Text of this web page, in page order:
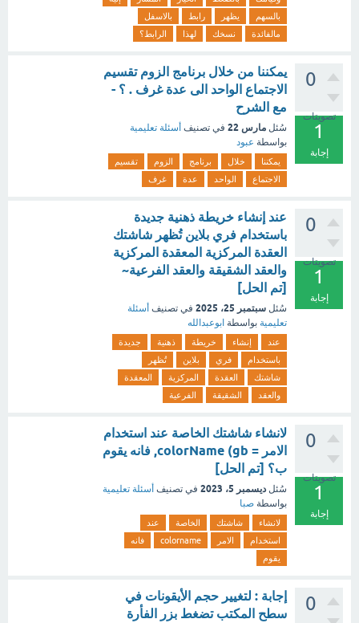
بالسهم
يظهر رابط
بالاسفل
مالفائدة
نسخك لهذا الرابط؟
0
تصويتات
1
إجابة
يمكننا من خلال برنامج الزوم تقسيم
الاجتماع الواحد الى عدة غرف . ؟ -
مع الشرح
سُئل مارس 22 في تصنيف أسئلة تعليمية
بواسطة عبود
يمكننا خلال برنامج الزوم
تقسيم
الاجتماع
الواحد عدة غرف
0
تصويتات
1
إجابة
عند إنشاء خريطة ذهنية جديدة
باستخدام فري بلاين تُظهر شاشتك
العقدة المركزية المعقدة المركزية
والعقد الشقيقة والعقد الفرعية~
[تم الحل]
سُئل سبتمبر 25، 2025 في تصنيف أسئلة
تعليمية بواسطة ابوعبدالله
عند إنشاء خريطة ذهنية
جديدة
باستخدام
فري بلاين
تُظهر
شاشتك
العقدة المركزية
المعقدة
والعقد
الشقيقة الفرعية
0
تصويتات
1
إجابة
لانشاء شاشتك الخاصة عند استخدام
الامر = colorName (gb, فانه يقوم
ب؟ [تم الحل]
سُئل ديسمبر 5، 2023 في تصنيف أسئلة تعليمية
بواسطة صبا
لانشاء شاشتك الخاصة
عند
استخدام
الامر colorname
فانه
يقوم
0
إجابة : لتغيير حجم الأيقونات في
سطح المكتب تضغط بزر الفأرة